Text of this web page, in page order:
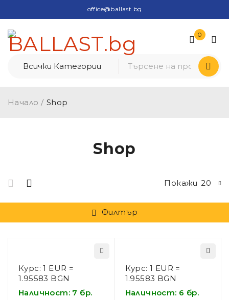
office@ballast.bg
0
Shop
Начало / Shop
Покажи 20
Филтър
Курс: 1 EUR =
1.95583 BGN
Наличност: 7 бр.
Курс: 1 EUR =
1.95583 BGN
Наличност: 6 бр.